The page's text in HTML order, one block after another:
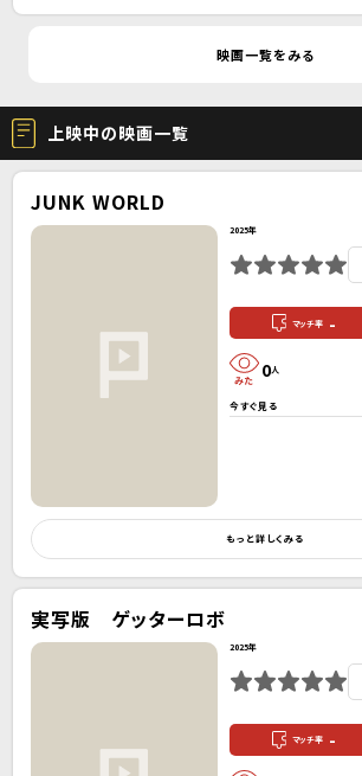
映画一覧をみる
上映中の映画一覧
JUNK WORLD
2025年
マッチ率 -
0人
今すぐ見る
もっと詳しくみる
実写版 ゲッターロボ
2025年
マッチ率 -